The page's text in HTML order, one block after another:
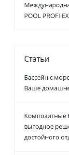
POOL PROFI
Статьи
Бассейн с
Ваше
Композитные
выгодное
достойного